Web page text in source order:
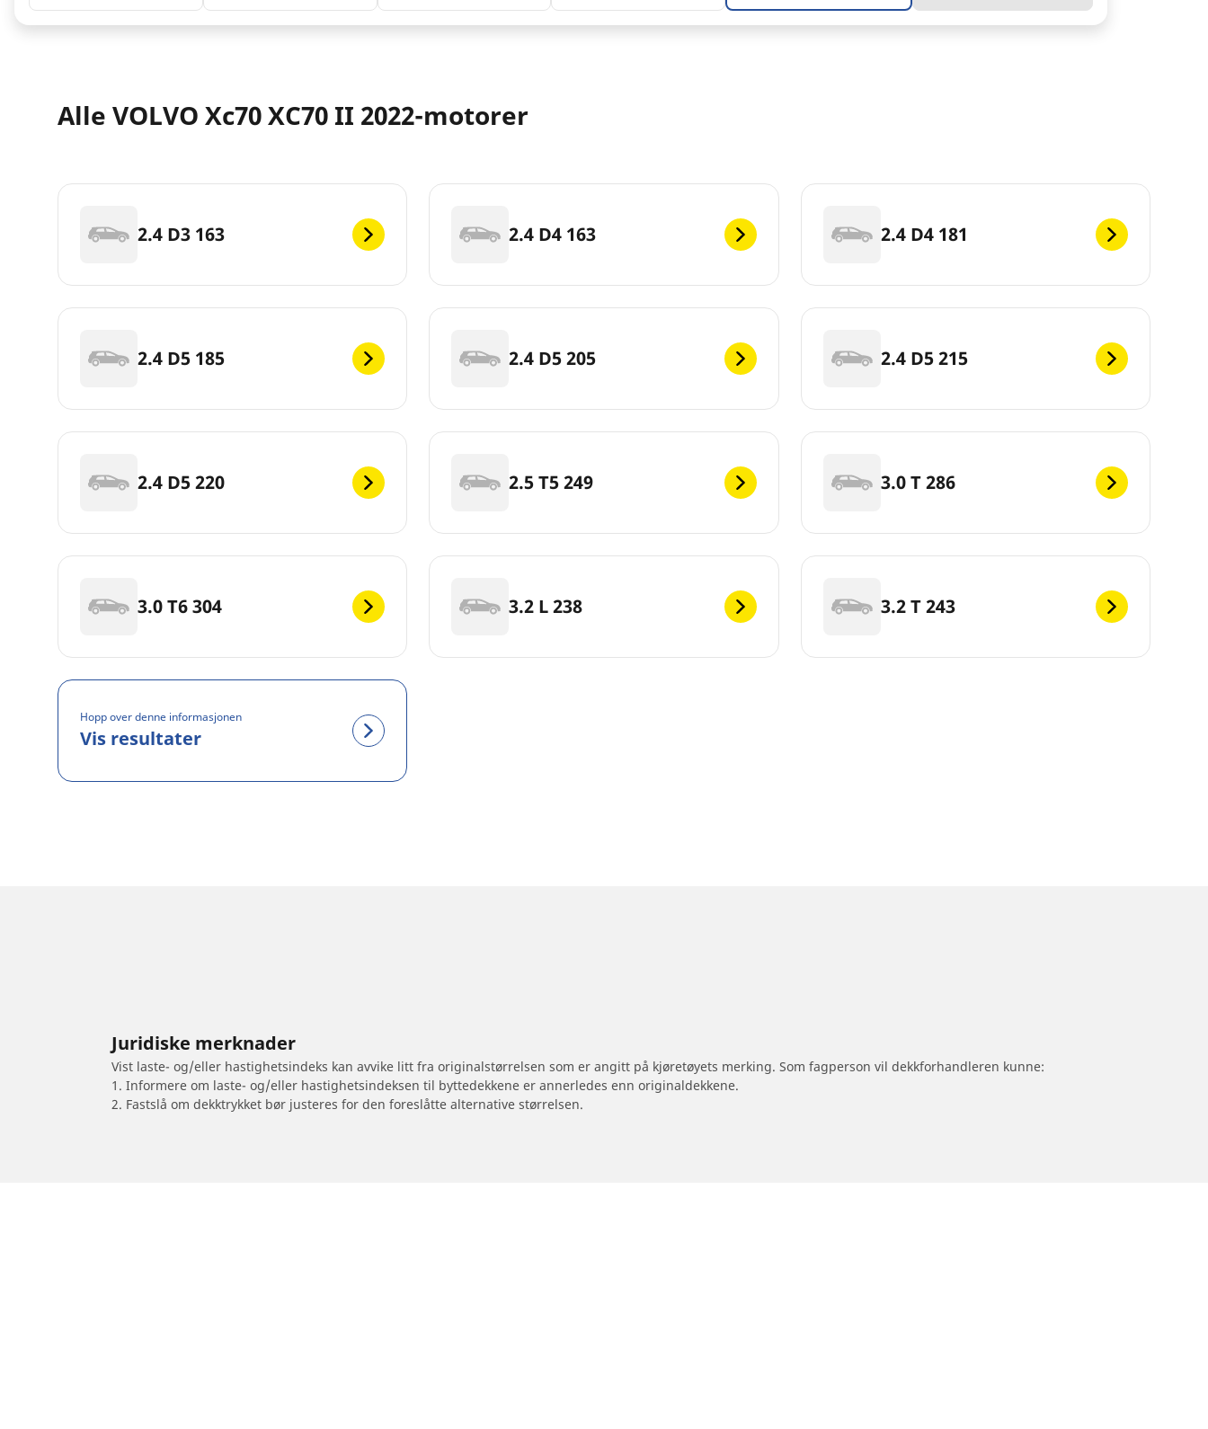
Alle VOLVO Xc70 XC70 II 2022-motorer
2.4 D3 163 2.4 D4 163 2.4 D4 181
2.4 D5 185 2.4 D5 205 2.4 D5 215
2.4 D5 220 2.5 T5 249 3.0 T 286
3.0 T6 304 3.2 L 238 3.2 T 243
Hopp over denne informasjonen
Vis resultater
Juridiske merknader
Vist laste- og/eller hastighetsindeks kan avvike litt fra originalstørrelsen som er angitt på kjøretøyets merking. Som fagperson vil dekkforhandleren kunne:
1. Informere om laste- og/eller hastighetsindeksen til byttedekkene er annerledes enn originaldekkene.
2. Fastslå om dekktrykket bør justeres for den foreslåtte alternative størrelsen.